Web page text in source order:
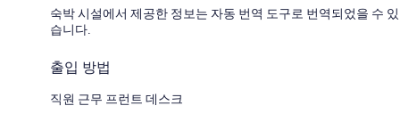
숙박 시설에서 제공한 정보는 자동 번역 도구로 번역되었을 수 있
습니다.
출입 방법
직원 근무 프런트 데스크